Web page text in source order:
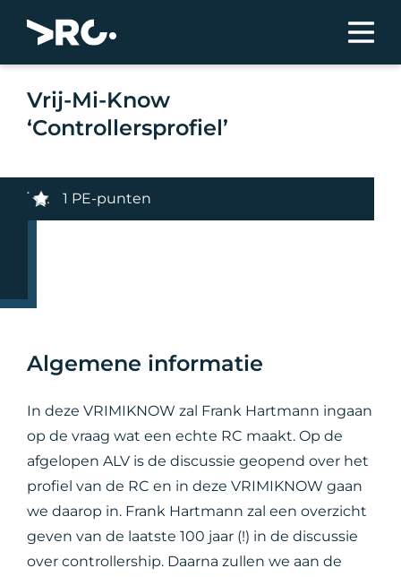
Vrij-Mi-Know
‘Controllersprofiel’
1 PE-punten
Algemene informatie
In deze VRIMIKNOW zal Frank Hartmann ingaan
op de vraag wat een echte RC maakt. Op de
afgelopen ALV is de discussie geopend over het
profiel van de RC en in deze VRIMIKNOW gaan
we daarop in. Frank Hartmann zal een overzicht
geven van de laatste 100 jaar (!) in de discussie
over controllership. Daarna zullen we aan de